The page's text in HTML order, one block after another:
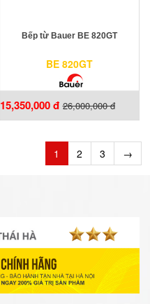
Bếp từ Bauer BE 820GT
BE 820GT
15,350,000 đ 26,000,000 đ
1 2 3 →